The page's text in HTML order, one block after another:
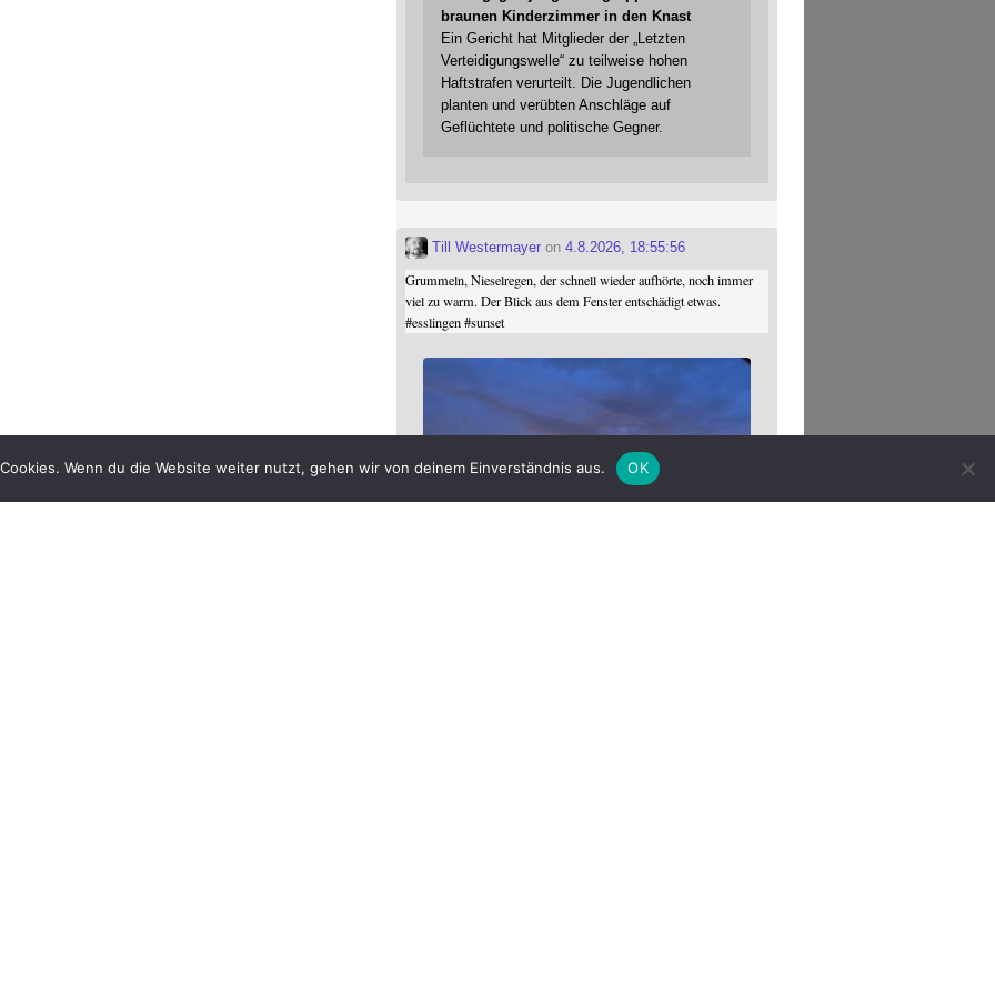
braunen Kinderzimmer in den Knast
Ein Gericht hat Mitglieder der „Letzten
Verteidigungswelle“ zu teilweise hohen
Haftstrafen verurteilt. Die Jugendlichen
planten und verübten Anschläge auf
Geflüchtete und politische Gegner.
Till Westermayer on4.8.2026, 18:55:56
Grummeln, Nieselregen, der schnell wieder aufhörte, noch immer
viel zu warm. Der Blick aus dem Fenster entschädigt etwas.
#esslingen #sunset
Wenn du die Website weiter nutzt, gehen wir von deinem Einverständnis aus. OK